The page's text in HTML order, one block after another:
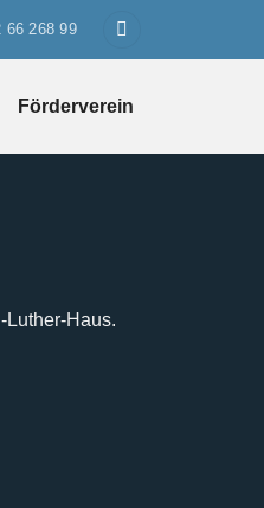
66 268 99
Förderverein
Luther-Haus.